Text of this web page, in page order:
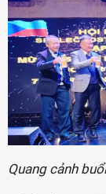
Quang cảnh